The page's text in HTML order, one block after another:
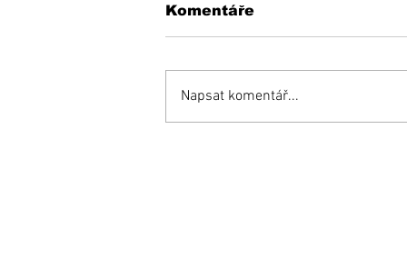
Komentáře
Napsat komentář...